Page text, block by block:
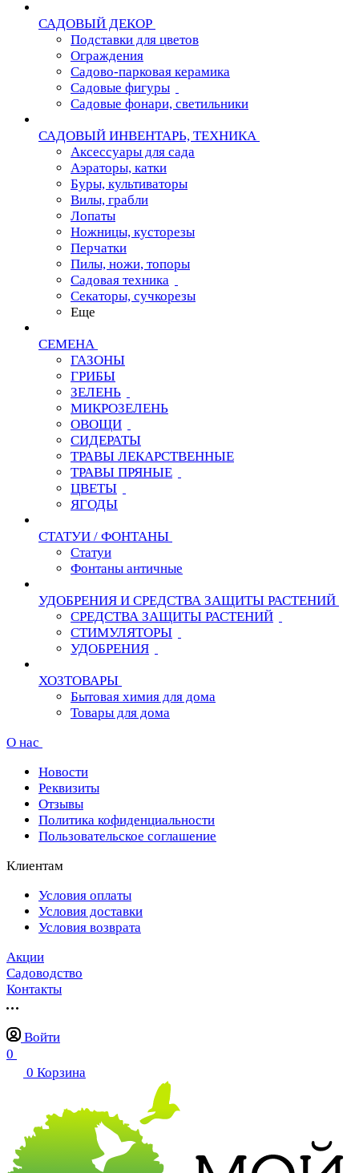
САДОВЫЙ ДЕКОР
Подставки для цветов
Ограждения
Садово-парковая керамика
Садовые фигуры
Садовые фонари, светильники
САДОВЫЙ ИНВЕНТАРЬ, ТЕХНИКА
Аксессуары для сада
Аэраторы, катки
Буры, культиваторы
Вилы, грабли
Лопаты
Ножницы, кусторезы
Перчатки
Пилы, ножи, топоры
Садовая техника
Секаторы, сучкорезы
Еще
СЕМЕНА
ГАЗОНЫ
ГРИБЫ
ЗЕЛЕНЬ
МИКРОЗЕЛЕНЬ
ОВОЩИ
СИДЕРАТЫ
ТРАВЫ ЛЕКАРСТВЕННЫЕ
ТРАВЫ ПРЯНЫЕ
ЦВЕТЫ
ЯГОДЫ
СТАТУИ / ФОНТАНЫ
Статуи
Фонтаны античные
УДОБРЕНИЯ И СРЕДСТВА ЗАЩИТЫ РАСТЕНИЙ
СРЕДСТВА ЗАЩИТЫ РАСТЕНИЙ
СТИМУЛЯТОРЫ
УДОБРЕНИЯ
ХОЗТОВАРЫ
Бытовая химия для дома
Товары для дома
О нас
Новости
Реквизиты
Отзывы
Политика кофиденциальности
Пользовательское соглашение
Клиентам
Условия оплаты
Условия доставки
Условия возврата
Акции
Садоводство
Контакты
Войти
0
0 Корзина